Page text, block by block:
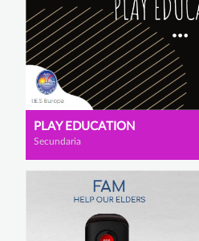
PLAY EDUCATION
Secundaria